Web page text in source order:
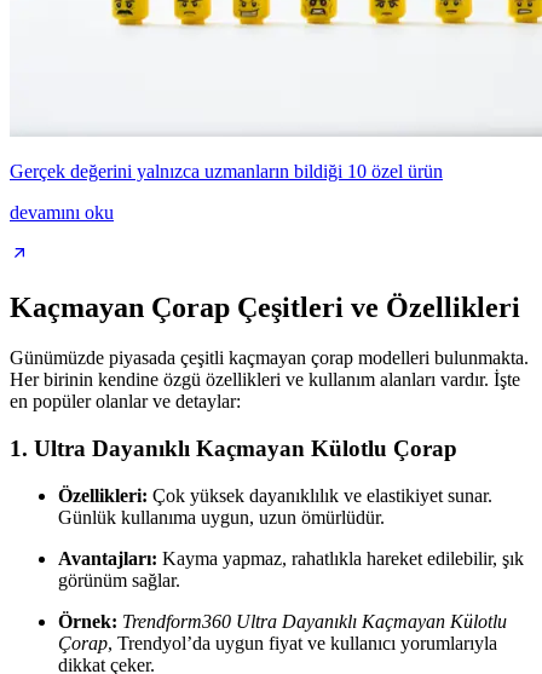
Gerçek değerini yalnızca uzmanların bildiği 10 özel ürün
devamını oku
Kaçmayan Çorap Çeşitleri ve Özellikleri
Günümüzde piyasada çeşitli kaçmayan çorap modelleri bulunmakta.
Her birinin kendine özgü özellikleri ve kullanım alanları vardır. İşte
en popüler olanlar ve detaylar:
1. Ultra Dayanıklı Kaçmayan Külotlu Çorap
Özellikleri: Çok yüksek dayanıklılık ve elastikiyet sunar.
Günlük kullanıma uygun, uzun ömürlüdür.
Avantajları: Kayma yapmaz, rahatlıkla hareket edilebilir, şık
görünüm sağlar.
Örnek: Trendform360 Ultra Dayanıklı Kaçmayan Külotlu
Çorap, Trendyol’da uygun fiyat ve kullanıcı yorumlarıyla
dikkat çeker.